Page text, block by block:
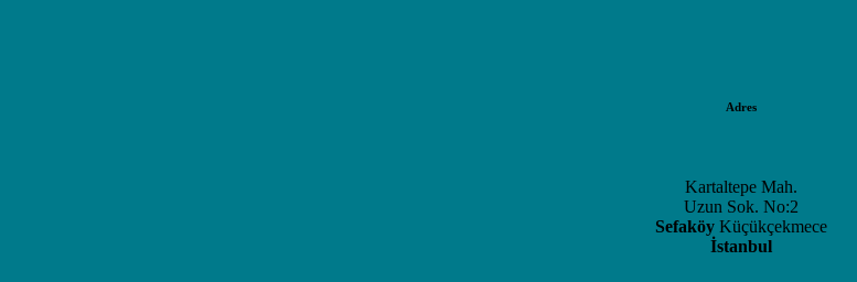
Adres
Kartaltepe Mah.
Uzun Sok. No:2
Sefaköy Küçükçekmece
İstanbul